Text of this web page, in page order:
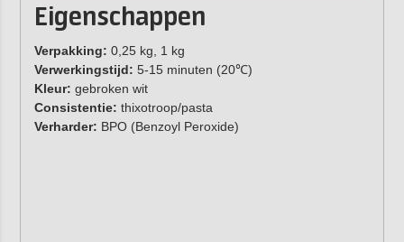
Eigenschappen
Verpakking: 0,25 kg, 1 kg
Verwerkingstijd: 5-15 minuten (20℃)
Kleur: gebroken wit
Consistentie: thixotroop/pasta
Verharder: BPO (Benzoyl Peroxide)